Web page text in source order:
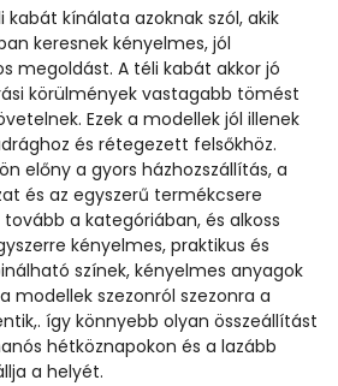
kabát kínálata azoknak szól, akik
keresnek kényelmes, jól
megoldást. A téli kabát akkor jó
körülmények vastagabb tömést
Ezek a modellek jól illenek
és rétegezett felsőkhöz.
előny a gyors házhozszállítás, a
és az egyszerű termékcsere
a kategóriában, és alkoss
kényelmes, praktikus és
színek, kényelmes anyagok
modellek szezonról szezonra a
így könnyebb olyan összeállítást
hétköznapokon és a lazább
a helyét.